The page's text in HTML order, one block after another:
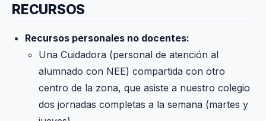
RECURSOS
Recursos personales no docentes:
Una Cuidadora (personal de atención al
alumnado con NEE) compartida con otro
centro de la zona, que asiste a nuestro colegio
dos jornadas completas a la semana (martes y